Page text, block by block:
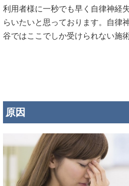
利用者様に一秒でも早く自律神経
らいたいと思っております。自律
谷ではここでしか受けられない施
原因